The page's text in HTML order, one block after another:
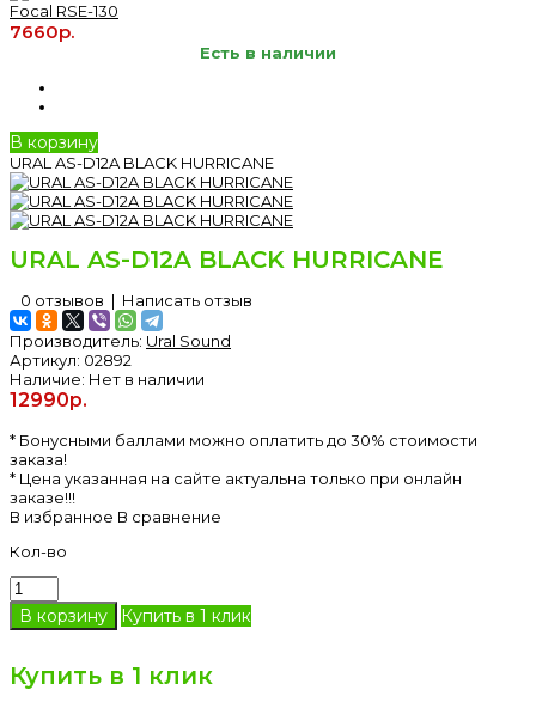
Focal RSE-130
7660р.
Есть в наличии
В корзину
URAL AS-D12A BLACK HURRICANE
URAL AS-D12A BLACK HURRICANE
0 отзывов | Написать отзыв
Производитель: Ural Sound
Артикул: 02892
Наличие: Нет в наличии
12990р.
* Бонусными баллами можно оплатить до 30% стоимости
заказа!
* Цена указанная на сайте актуальна только при онлайн
заказе!!!
В избранное В сравнение
Кол-во
Купить в 1 клик
Купить в 1 клик